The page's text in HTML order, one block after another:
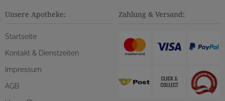
Unsere Apotheke:
Startseite
Kontakt & Dienstzeiten
Impressum
AGB
Zahlung & Versand: